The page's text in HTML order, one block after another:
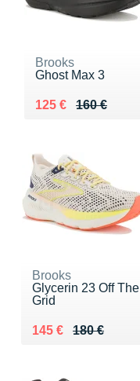
Brooks
Ghost Max 3
160 €
Au lieu de 160 €
125 €
Vendu 125 €
Brooks
Glycerin 23 Off The
Grid
180 €
Au lieu de 180 €
145 €
Vendu 145 €